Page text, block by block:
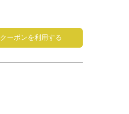
クーポンを利用する